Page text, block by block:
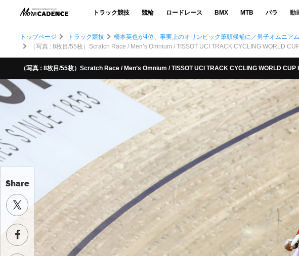
トラック競技 競輪 ロードレース BMX MTB パラ 動
Share
トップページ トラック競技 橋本英也が4位、事実上のオリンピック筆頭候補に／男子オムニ
（写真 : 8枚目/55枚）Scratch Race / Men’s Omnium / TISSOT UCI TRACK CYCLING WORLD
（写真 : 8枚目/55枚）Scratch Race / Men’s Omnium / TISSOT UCI TRACK CYCLING WORLD